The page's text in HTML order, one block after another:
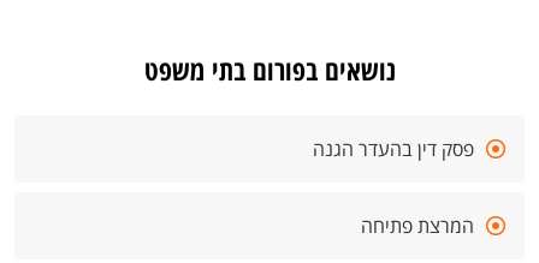
נושאים בפורום בתי משפט
פסק דין בהעדר הגנה
המרצת פתיחה